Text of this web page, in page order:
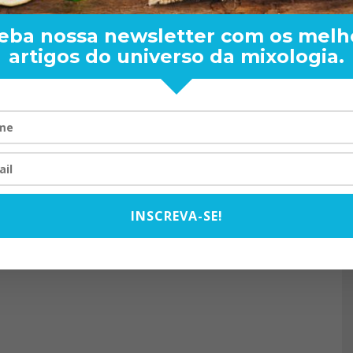
RAND BARTENDER: DE
VISTA PARA O MUNDO
nossa newsletter com os
artigos do universo da mixologia.
INSCREVA-SE!